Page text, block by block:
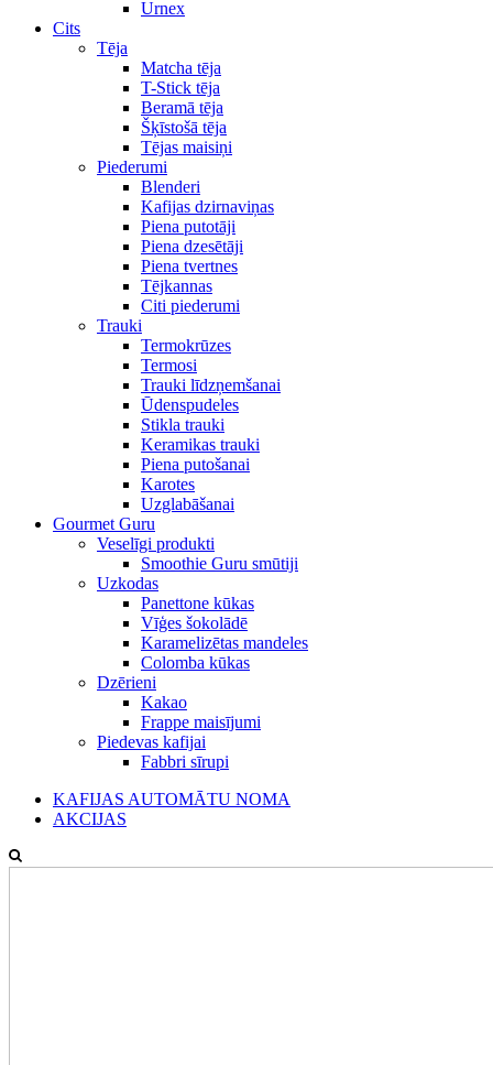
Urnex
Cits
Tēja
Matcha tēja
T-Stick tēja
Beramā tēja
Šķīstošā tēja
Tējas maisiņi
Piederumi
Blenderi
Kafijas dzirnaviņas
Piena putotāji
Piena dzesētāji
Piena tvertnes
Tējkannas
Citi piederumi
Trauki
Termokrūzes
Termosi
Trauki līdzņemšanai
Ūdenspudeles
Stikla trauki
Keramikas trauki
Piena putošanai
Karotes
Uzglabāšanai
Gourmet Guru
Veselīgi produkti
Smoothie Guru smūtiji
Uzkodas
Panettone kūkas
Vīģes šokolādē
Karamelizētas mandeles
Colomba kūkas
Dzērieni
Kakao
Frappe maisījumi
Piedevas kafijai
Fabbri sīrupi
KAFIJAS AUTOMĀTU NOMA
AKCIJAS